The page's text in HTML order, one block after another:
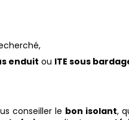
enduit ou ITE sous
conseiller le bon isolant,